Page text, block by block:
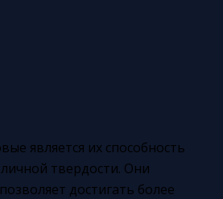
является их способность
твердости. Они
достигать более